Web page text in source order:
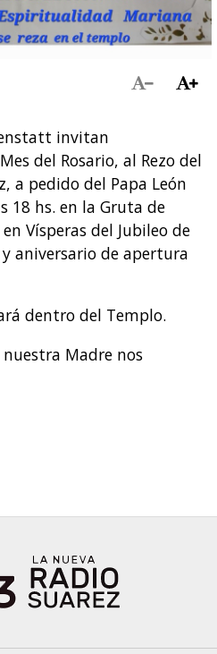
invitan
del Rosario, al Rezo del
a pedido del Papa León
18 hs. en la Gruta de
Vísperas del Jubileo de
aniversario de apertura
dentro del Templo.
Madre nos